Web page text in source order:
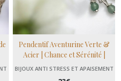
Pendentif Aventurine Verte &
Acier | Chance et Sérénité |
Domidora
BIJOUX ANTI STRESS ET APAISEMENT